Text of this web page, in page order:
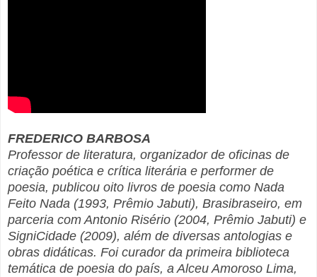
FREDERICO BARBOSA
Professor de literatura, organizador de oficinas de
criação poética e crítica literária e performer de
poesia, publicou oito livros de poesia como Nada
Feito Nada (1993, Prêmio Jabuti), Brasibraseiro, em
parceria com Antonio Risério (2004, Prêmio Jabuti) e
SigniCidade (2009), além de diversas antologias e
obras didáticas. Foi curador da primeira biblioteca
temática de poesia do país, a Alceu Amoroso Lima,